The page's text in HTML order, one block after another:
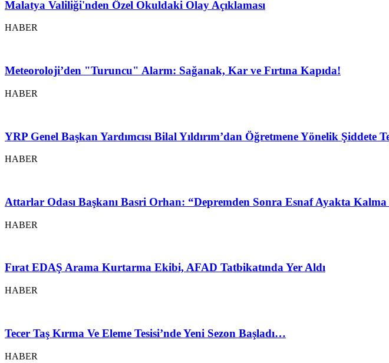
Malatya Valiliği'nden Özel Okuldaki Olay Açıklaması
HABER
Meteoroloji’den "Turuncu" Alarm: Sağanak, Kar ve Fırtına Kapıda!
HABER
YRP Genel Başkan Yardımcısı Bilal Yıldırım’dan Öğretmene Yönelik Şiddete
HABER
Attarlar Odası Başkanı Basri Orhan: “Depremden Sonra Esnaf Ayakta Kalma
HABER
Fırat EDAŞ Arama Kurtarma Ekibi, AFAD Tatbikatında Yer Aldı
HABER
Tecer Taş Kırma Ve Eleme Tesisi’nde Yeni Sezon Başladı…
HABER